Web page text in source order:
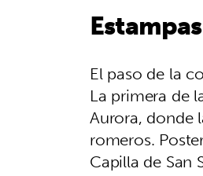
El paso de la
La primera de
Aurora, donde
romeros.
Capilla de San